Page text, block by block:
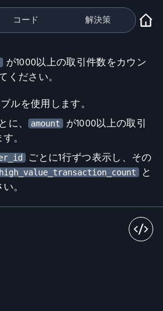
コード 解決策
が1000以上の取引件数をカウン
ください。
ルを使用します。
に、 amount
が1000以上の取引
。
ごとに1行ずつ表示し、その
high_value_transaction_count
と
。